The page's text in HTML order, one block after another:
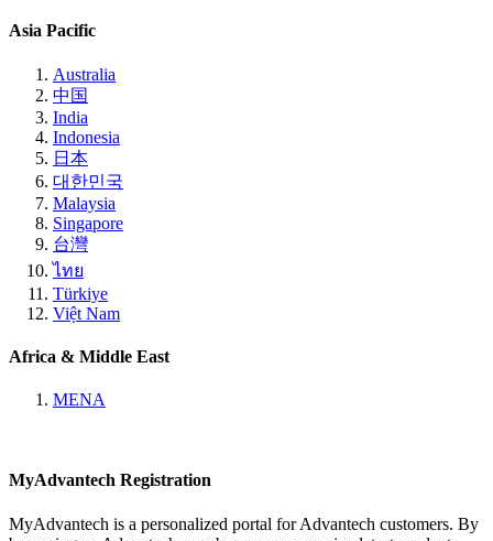
Asia Pacific
Australia
中国
India
Indonesia
日本
대한민국
Malaysia
Singapore
台灣
ไทย
Türkiye
Việt Nam
Africa & Middle East
MENA
MyAdvantech Registration
MyAdvantech is a personalized portal for Advantech customers. By